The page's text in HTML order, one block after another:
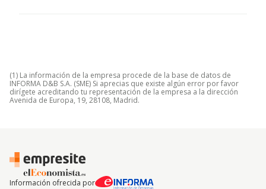
(1) La información de la empresa procede de la base de datos de
INFORMA D&B S.A. (SME) Si aprecias que existe algún error por favor
dirígete acreditando tu representación de la empresa a la dirección
Avenida de Europa, 19, 28108, Madrid.
Información ofrecida por